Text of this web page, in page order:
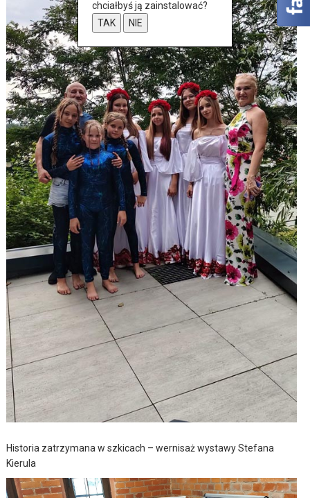
Historia zatrzymana w szkicach – wernisaż wystawy Stefana
Kierula
chciałbyś ją zainstalować?
TAK
NIE